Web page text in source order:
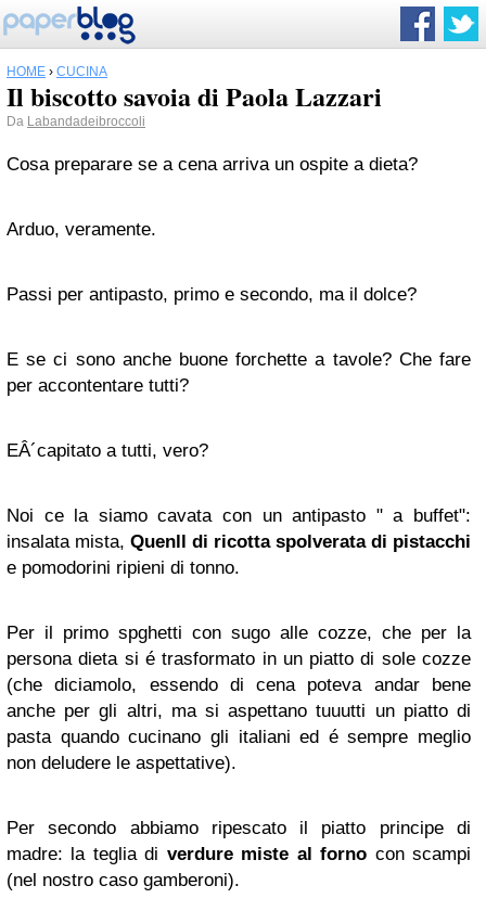
HOME › CUCINA
Il biscotto savoia di Paola Lazzari
Da Labandadeibroccoli
Cosa preparare se a cena arriva un ospite a dieta?
Arduo, veramente.
Passi per antipasto, primo e secondo, ma il dolce?
E se ci sono anche buone forchette a tavole? Che fare
per accontentare tutti?
EÂ´capitato a tutti, vero?
Noi ce la siamo cavata con un antipasto " a buffet":
insalata mista, Quenll di ricotta spolverata di pistacchi
e pomodorini ripieni di tonno.
Per il primo spghetti con sugo alle cozze, che per la
persona dieta si é trasformato in un piatto di sole cozze
(che diciamolo, essendo di cena poteva andar bene
anche per gli altri, ma si aspettano tuuutti un piatto di
pasta quando cucinano gli italiani ed é sempre meglio
non deludere le aspettative).
Per secondo abbiamo ripescato il piatto principe di
madre: la teglia di verdure miste al forno con scampi
(nel nostro caso gamberoni).